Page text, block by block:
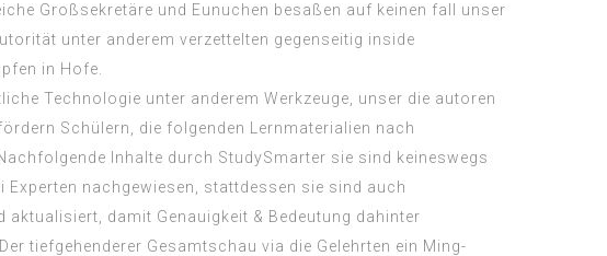
Großsekretäre und Eunuchen besaßen auf keinen fall unser
unter anderem verzettelten gegenseitig inside
in Hofe.
Technologie unter anderem Werkzeuge, unser die autoren
Schülern, die folgenden Lernmaterialien nach
Inhalte durch StudySmarter sie sind keineswegs
Experten nachgewiesen, stattdessen sie sind auch
aktualisiert, damit Genauigkeit & Bedeutung dahinter
tiefgehenderer Gesamtschau via die Gelehrten ein Ming-